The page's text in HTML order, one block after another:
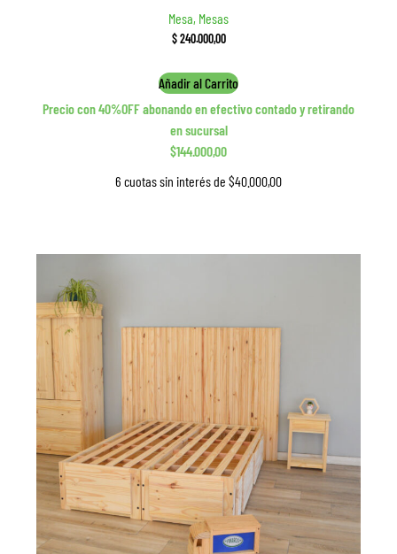
Mesa, Mesas
$240.000,00
Añadir al Carrito
Precio con 40%OFF abonando en efectivo contado y retirando
en sucursal
$144.000,00
6 cuotas sin interés de $40.000,00